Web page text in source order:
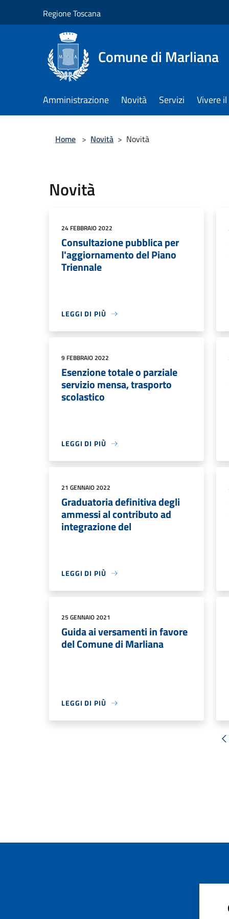
Regione Toscana
Comune di Marliana
Amministrazione Novità Servizi Vivere
Home > Novità > Novità
Novità
24 FEBBRAIO 2022
Consultazione pubblica per
l'aggiornamento del Piano
Triennale
LEGGI DI PIÙ
9 FEBBRAIO 2022
Esenzione totale o parziale
servizio mensa, trasporto
scolastico
LEGGI DI PIÙ
21 GENNAIO 2022
Graduatoria definitiva degli
ammessi al contributo ad
integrazione del
LEGGI DI PIÙ
25 GENNAIO 2021
Guida ai versamenti in favore
del Comune di Marliana
LEGGI DI PIÙ